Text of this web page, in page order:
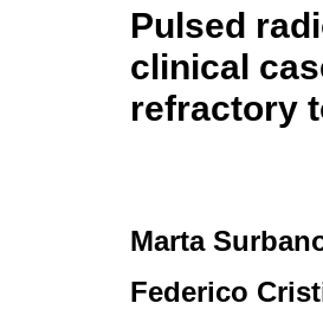
Pulsed
clinical
refractory
Marta
Federico